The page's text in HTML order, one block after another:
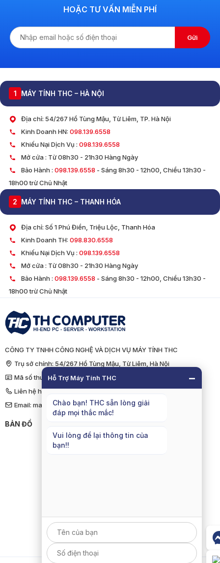
Hỗ Trợ Máy Tính THC −
Chào bạn! THC sẵn lòng giải
đáp mọi thắc mắc!
Vui lòng để lại thông tin của
bạn!!
HOẶC TƯ VẤN MIỄN PHÍ
Gửi
1 MÁY TÍNH THC – HÀ NỘI
Địa chỉ: 54/267 Hồ Tùng Mậu, Từ Liêm, TP. Hà Nội
Kinh Doanh HN: 098.139.6558
Khiếu Nại Dịch Vụ : 098.139.6558
Mở cửa : Từ 08h30 - 21h30 Hàng Ngày
Bảo Hành : 098.139.6558 - Sáng 8h30 - 12h00, Chiều 13h30 -
18h00 trừ Chủ Nhật
2 MÁY TÍNH THC – THANH HÓA
Địa chỉ: Số 1 Phú Điền, Triệu Lộc, Thanh Hóa
Kinh Doanh TH: 098.830.6558
Khiếu Nại Dịch Vụ : 098.139.6558
Mở cửa : Từ 08h30 - 21h30 Hàng Ngày
Bảo Hành : 098.139.6558 - Sáng 8h30 - 12h00, Chiều 13h30 -
18h00 trừ Chủ Nhật
CÔNG TY TNHH CÔNG NGHỆ VÀ DỊCH VỤ MÁY TÍNH THC
Trụ sở chính: 54/267 Hồ Tùng Mậu, Từ Liêm, Hà Nội
Mã số thuế: 011 066 5014
Liên hệ hỗ trợ:098 139 6558(8:30 - 21:30)
Email: maytinhthcvn@gmail.com
BẢN ĐỒ